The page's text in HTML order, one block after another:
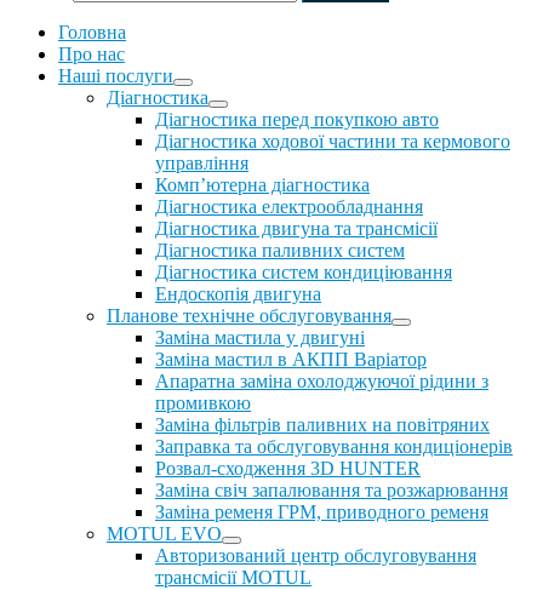
Головна
Про нас
Наші послуги
Діагностика
Діагностика перед покупкою авто
Діагностика ходової частини та кермового
управління
Комп’ютерна діагностика
Діагностика електрообладнання
Діагностика двигуна та трансмісії
Діагностика паливних систем
Діагностика систем кондиціювання
Ендоскопія двигуна
Планове технічне обслуговування
Заміна мастила у двигуні
Заміна мастил в АКПП Варіатор
Апаратна заміна охолоджуючої рідини з
промивкою
Заміна фільтрів паливних на повітряних
Заправка та обслуговування кондиціонерів
Розвал-сходження 3D HUNTER
Заміна свіч запалювання та розжарювання
Заміна ременя ГРМ, приводного ременя
MOTUL EVO
Авторизований центр обслуговування
трансмісії MOTUL